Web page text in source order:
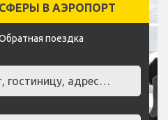
В АЭРОПОРТ
поездка